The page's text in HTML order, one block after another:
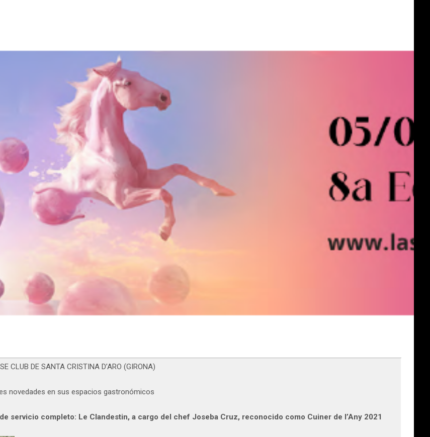
CLUB DE SANTA CRISTINA D’ARO (GIRONA)
novedades en sus espacios gastronómicos
servicio completo: Le Clandestin, a cargo del chef Joseba Cruz, reconocido como Cuiner de l’Any 2021